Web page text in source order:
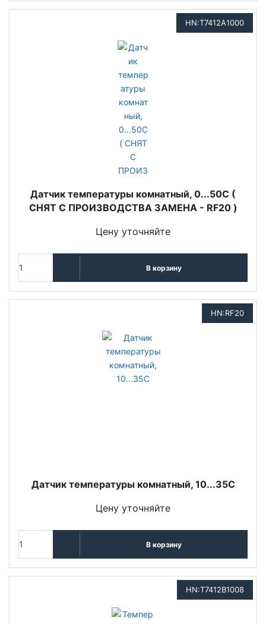
HN:T7412A1000
Датчик температуры комнатный, 0...50С (
СНЯТ С ПРОИЗВОДСТВА ЗАМЕНА - RF20 )
Цену уточняйте
В корзину
HN:RF20
Датчик температуры комнатный, 10...35С
Цену уточняйте
В корзину
HN:T7412B1008